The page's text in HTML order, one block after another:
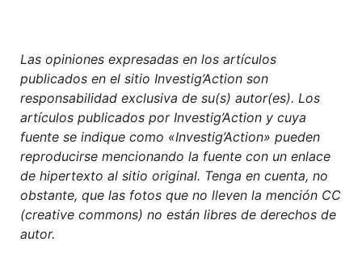
Las opiniones expresadas en los artículos
publicados en el sitio Investig’Action son
responsabilidad exclusiva de su(s) autor(es). Los
artículos publicados por Investig’Action y cuya
fuente se indique como «Investig’Action» pueden
reproducirse mencionando la fuente con un enlace
de hipertexto al sitio original. Tenga en cuenta, no
obstante, que las fotos que no lleven la mención CC
(creative commons) no están libres de derechos de
autor.